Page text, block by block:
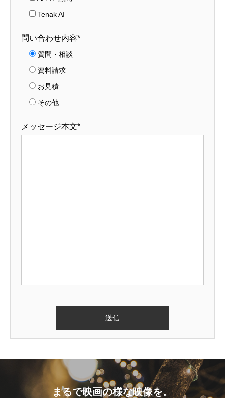
Tenak AI
問い合わせ内容*
質問・相談
資料請求
お見積
その他
メッセージ本文*
まるで映画の様な映像を。